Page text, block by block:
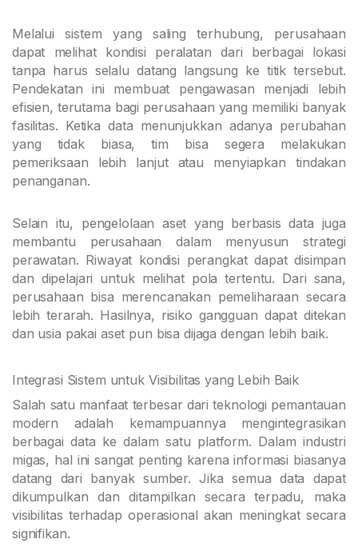
Melalui sistem yang saling terhubung, perusahaan
dapat melihat kondisi peralatan dari berbagai lokasi
tanpa harus selalu datang langsung ke titik tersebut.
Pendekatan ini membuat pengawasan menjadi lebih
efisien, terutama bagi perusahaan yang memiliki banyak
fasilitas. Ketika data menunjukkan adanya perubahan
yang tidak biasa, tim bisa segera melakukan
pemeriksaan lebih lanjut atau menyiapkan tindakan
penanganan.
Selain itu, pengelolaan aset yang berbasis data juga
membantu perusahaan dalam menyusun strategi
perawatan. Riwayat kondisi perangkat dapat disimpan
dan dipelajari untuk melihat pola tertentu. Dari sana,
perusahaan bisa merencanakan pemeliharaan secara
lebih terarah. Hasilnya, risiko gangguan dapat ditekan
dan usia pakai aset pun bisa dijaga dengan lebih baik.
Integrasi Sistem untuk Visibilitas yang Lebih Baik
Salah satu manfaat terbesar dari teknologi pemantauan
modern adalah kemampuannya mengintegrasikan
berbagai data ke dalam satu platform. Dalam industri
migas, hal ini sangat penting karena informasi biasanya
datang dari banyak sumber. Jika semua data dapat
dikumpulkan dan ditampilkan secara terpadu, maka
visibilitas terhadap operasional akan meningkat secara
signifikan.